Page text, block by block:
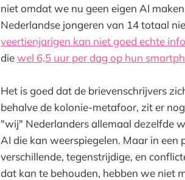
niet omdat we nu geen eigen AI
Nederlandse jongeren van 14 totaal
veertienjarigen kan niet goed echte
diewel 6,5 uur per dag op hun
Het is goed dat de brievenschrijvers
behalve de kolonie-metafoor, zit er
"wij" Nederlanders allemaal dezelfde
AI die kan weerspiegelen. Maar in
verschillende, tegenstrijdige, en
dat kan te behouden, hebben we niet